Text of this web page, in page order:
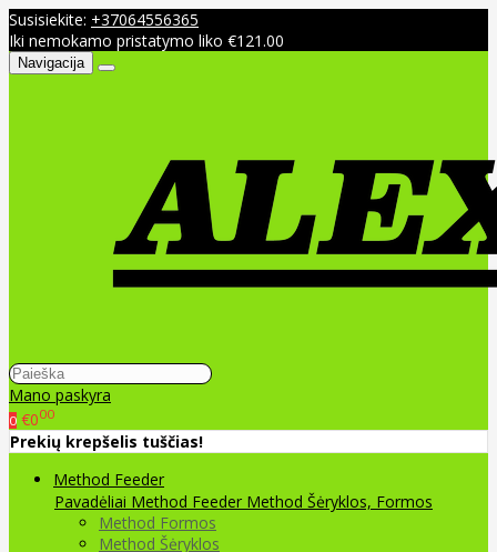
Susisiekite: +37064556365
Iki nemokamo pristatymo liko €121.00
Navigacija
Mano paskyra
0 €000
Prekių krepšelis tuščias!
Method Feeder
Pavadėliai Method Feeder Method Šėryklos, Formos
Method Formos
Method Šėryklos